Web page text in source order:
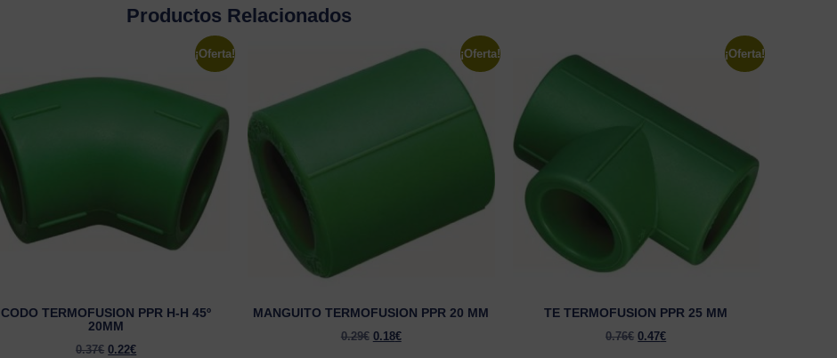
Productos Relacionados
¡Oferta!
CODO TERMOFUSION PPR H-H 45º
20MM
0.37€ 0.22€
¡Oferta!
MANGUITO TERMOFUSION PPR 20 MM
0.29€ 0.18€
¡Oferta!
TE TERMOFUSION PPR 25 MM
0.76€ 0.47€